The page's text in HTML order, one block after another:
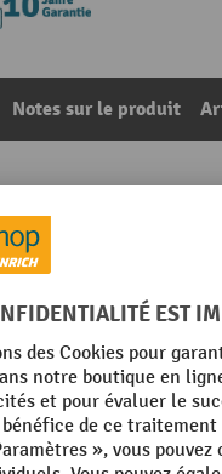
Notes sur le produit
chariot d'atelier